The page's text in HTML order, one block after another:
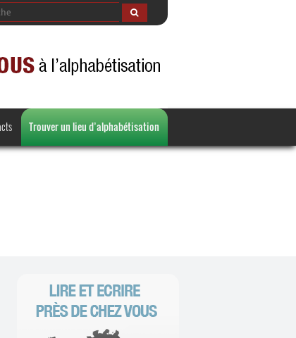
Trouver un lieu d’alphabétisation